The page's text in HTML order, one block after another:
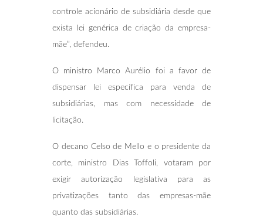
controle acionário de subsidiária desde que
exista lei genérica de criação da empresa-
mãe”, defendeu.
O ministro Marco Aurélio foi a favor de
dispensar lei específica para venda de
subsidiárias, mas com necessidade de
licitação.
O decano Celso de Mello e o presidente da
corte, ministro Dias Toffoli, votaram por
exigir autorização legislativa para as
privatizações tanto das empresas-mãe
quanto das subsidiárias.